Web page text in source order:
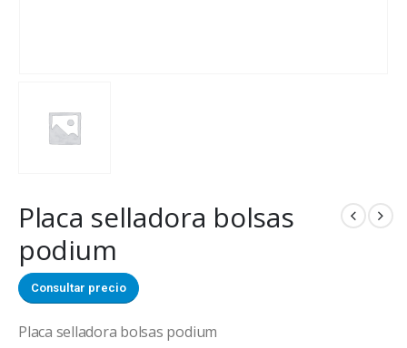
Placa selladora bolsas
podium
Consultar precio
Placa selladora bolsas podium